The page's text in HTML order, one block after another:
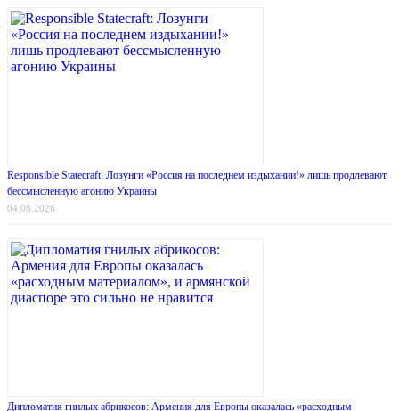
Responsible Statecraft: Лозунги «Россия на последнем издыхании!» лишь продлевают
бессмысленную агонию Украины
04.08.2026
Дипломатия гнилых абрикосов: Армения для Европы оказалась «расходным